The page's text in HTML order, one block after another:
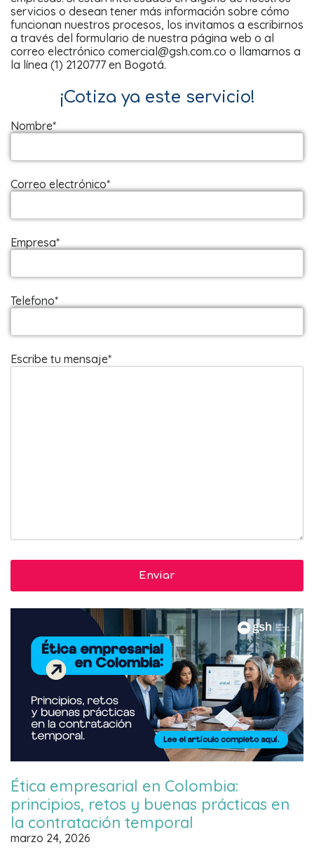
servicios o desean tener más información sobre cómo
funcionan nuestros procesos, los invitamos a escribirnos
a través del formulario de nuestra página web o al
correo electrónico comercial@gsh.com.co o llamarnos a
la línea (1) 2120777 en Bogotá.
¡Cotiza ya este servicio!
Nombre*
Correo electrónico*
Empresa*
Telefono*
Escribe tu mensaje*
Ética empresarial en Colombia:
principios, retos y buenas prácticas en
la contratación temporal
marzo 24, 2026